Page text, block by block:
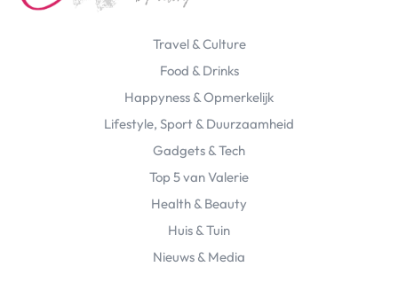
Travel & Culture
Food & Drinks
Happyness & Opmerkelijk
Lifestyle, Sport & Duurzaamheid
Gadgets & Tech
Top 5 van Valerie
Health & Beauty
Huis & Tuin
Nieuws & Media